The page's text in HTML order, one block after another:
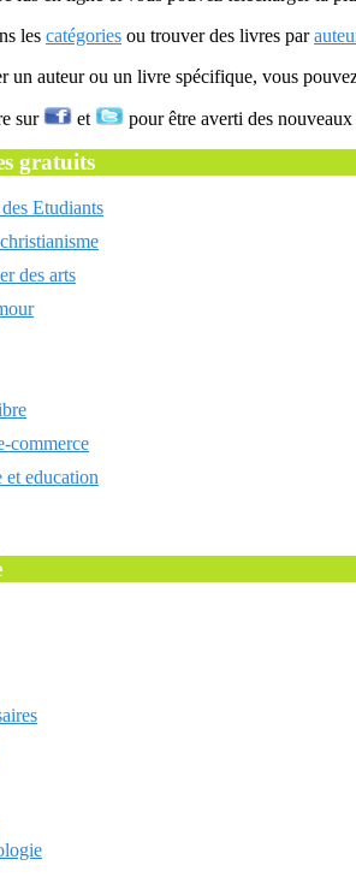
les catégories ou trouver des livres par
un auteur ou un livre spécifique, vous
sur et pour être averti des
gratuits
Etudiants
des arts
commerce
education